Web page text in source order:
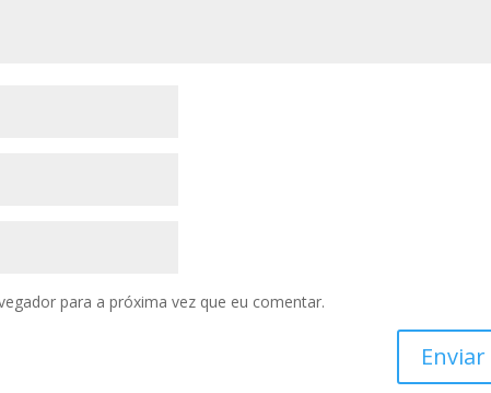
para a próxima vez que eu comentar.